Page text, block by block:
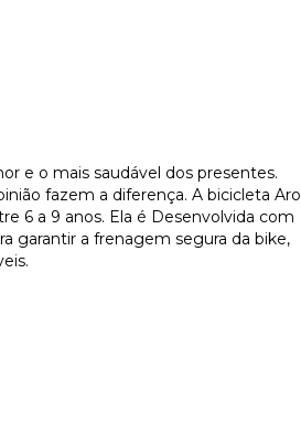
e o mais saudável dos presentes.
fazem a diferença. A bicicleta Aro
6 a 9 anos. Ela é Desenvolvida com
garantir a frenagem segura da bike,